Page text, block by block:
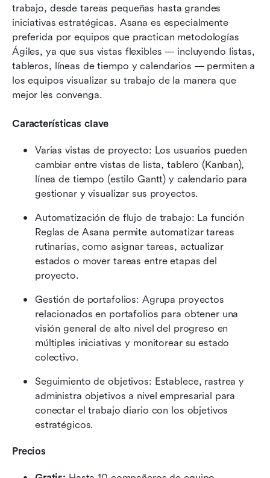
trabajo, desde tareas pequeñas hasta grandes
iniciativas estratégicas. Asana es especialmente
preferida por equipos que practican metodologías
Ágiles, ya que sus vistas flexibles — incluyendo listas,
tableros, líneas de tiempo y calendarios — permiten a
los equipos visualizar su trabajo de la manera que
mejor les convenga.
Características clave
Varias vistas de proyecto: Los usuarios pueden
cambiar entre vistas de lista, tablero (Kanban),
línea de tiempo (estilo Gantt) y calendario para
gestionar y visualizar sus proyectos.
Automatización de flujo de trabajo: La función
Reglas de Asana permite automatizar tareas
rutinarias, como asignar tareas, actualizar
estados o mover tareas entre etapas del
proyecto.
Gestión de portafolios: Agrupa proyectos
relacionados en portafolios para obtener una
visión general de alto nivel del progreso en
múltiples iniciativas y monitorear su estado
colectivo.
Seguimiento de objetivos: Establece, rastrea y
administra objetivos a nivel empresarial para
conectar el trabajo diario con los objetivos
estratégicos.
Precios